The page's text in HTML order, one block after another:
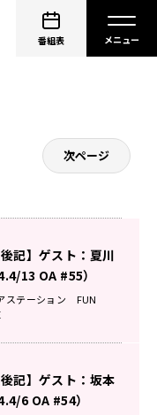
番組表
次ページ
記】ゲスト：夏川
13 OA #55）
ステーション FUN
後記】ゲスト：坂本
6 OA #54）